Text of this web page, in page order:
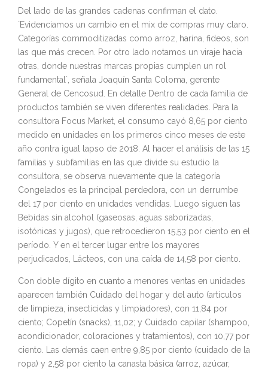
Del lado de las grandes cadenas confirman el dato.
`Evidenciamos un cambio en el mix de compras muy claro.
Categorías commoditizadas como arroz, harina, fideos, son
las que más crecen. Por otro lado notamos un viraje hacia
otras, donde nuestras marcas propias cumplen un rol
fundamental`, señala Joaquín Santa Coloma, gerente
General de Cencosud. En detalle Dentro de cada familia de
productos también se viven diferentes realidades. Para la
consultora Focus Market, el consumo cayó 8,65 por ciento
medido en unidades en los primeros cinco meses de este
año contra igual lapso de 2018. Al hacer el análisis de las 15
familias y subfamilias en las que divide su estudio la
consultora, se observa nuevamente que la categoría
Congelados es la principal perdedora, con un derrumbe
del 17 por ciento en unidades vendidas. Luego siguen las
Bebidas sin alcohol (gaseosas, aguas saborizadas,
isotónicas y jugos), que retrocedieron 15,53 por ciento en el
período. Y en el tercer lugar entre los mayores
perjudicados, Lácteos, con una caída de 14,58 por ciento.
Con doble dígito en cuanto a menores ventas en unidades
aparecen también Cuidado del hogar y del auto (artículos
de limpieza, insecticidas y limpiadores), con 11,84 por
ciento; Copetín (snacks), 11,02; y Cuidado capilar (shampoo,
acondicionador, coloraciones y tratamientos), con 10,77 por
ciento. Las demás caen entre 9,85 por ciento (cuidado de la
ropa) y 2,58 por ciento la canasta básica (arroz, azúcar,